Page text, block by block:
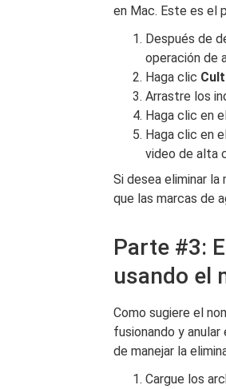
en Mac. Este es el
Después de
operación de
Haga clic
Arrastre los
Haga clic en
Haga clic en
video de alta
Si desea eliminar
que las marcas de
Parte #3:
usando el
Como sugiere el
fusionando y
de manejar la
Cargue los